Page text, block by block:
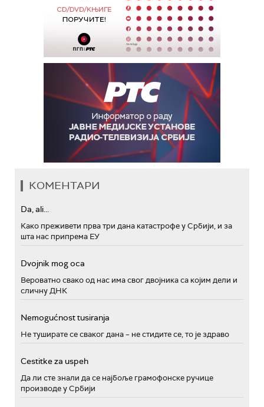
КОМЕНТАРИ
Da, ali...
Како преживети прва три дана катастрофе у Србији, и за
шта нас припрема ЕУ
Dvojnik mog oca
Вероватно свако од нас има свог двојника са којим дели и
сличну ДНК
Nemogućnost tusiranja
Не туширате се сваког дана – не стидите се, то је здраво
Cestitke za uspeh
Да ли сте знали да се најбоље грамофонске ручице
производе у Србији